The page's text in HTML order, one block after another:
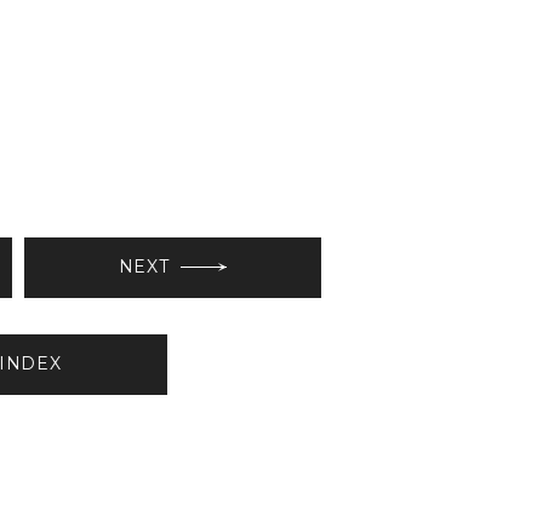
NEXT
INDEX